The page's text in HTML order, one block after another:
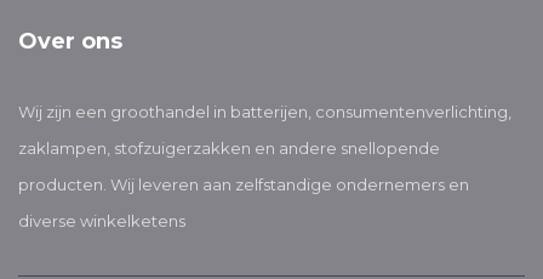
Over ons
Wij zijn een groothandel in batterijen, consumentenverlichting,
zaklampen, stofzuigerzakken en andere snellopende
producten. Wij leveren aan zelfstandige ondernemers en
diverse winkelketens